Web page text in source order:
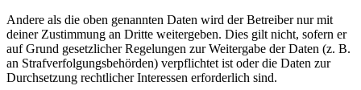
Andere als die oben genannten Daten wird der Betreiber nur mit
deiner Zustimmung an Dritte weitergeben. Dies gilt nicht, sofern er
auf Grund gesetzlicher Regelungen zur Weitergabe der Daten (z. B.
an Strafverfolgungsbehörden) verpflichtet ist oder die Daten zur
Durchsetzung rechtlicher Interessen erforderlich sind.